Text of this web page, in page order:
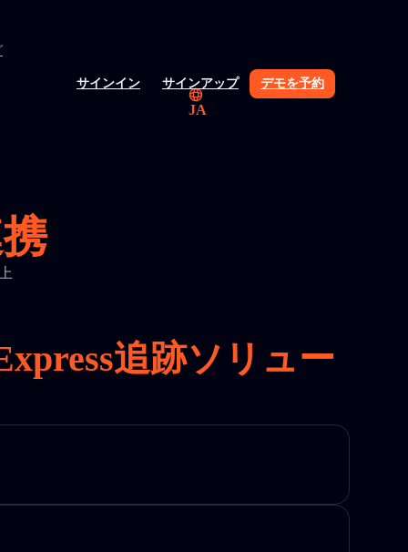
サインイン サインアップ デモを予約
JA
追跡ソリュー